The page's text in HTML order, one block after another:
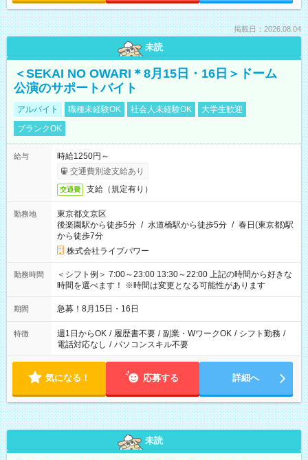
掲載日：2026.08.04
未読
＜SEKAI NO OWARI＊8月15日・16日＞ドーム
公演のサポートバイト
アルバイト 職種未経験OK 社会人未経験OK
大学生歓迎
ブランクOK
給与
時給1250円～
交通費別途支給あり
交通費 支給（規定有り）
勤務地
東京都文京区
後楽園駅から徒歩5分 / 水道橋駅から徒歩5分 / 春日(東京都)駅
から徒歩7分
株式会社ライブパワー
勤務時間
＜シフト例＞ 7:00～23:00 13:30～22:00 上記の時間から好きな
時間を選べます！ ※時間は変更となる可能性があります
期間 急募！8月15日・16日
特徴 週1日からOK / 履歴書不要 / 副業・WワークOK / シフト勤務 /
電話対応なし / パソコンスキル不要
気になる！ 応募する 詳細へ
未読